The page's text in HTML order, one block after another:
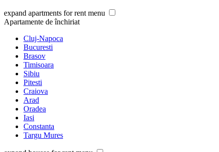
expand apartments for rent menu
Apartamente de închiriat
Cluj-Napoca
Bucuresti
Brasov
Timisoara
Sibiu
Pitesti
Craiova
Arad
Oradea
Iasi
Constanta
Targu Mures